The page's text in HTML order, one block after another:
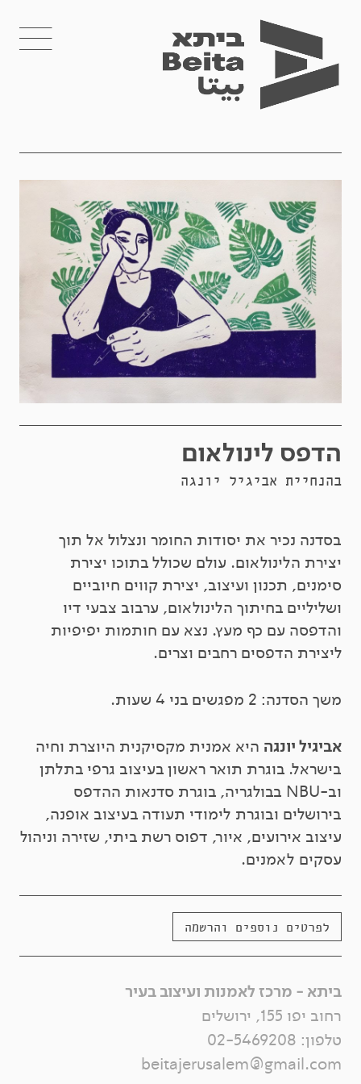
הדפס לינולאום
בהנחיית אביגיל יונגה
בסדנה נכיר את יסודות החומר ונצלול אל תוך
יצירת הלינולאום. עולם שכולל בתוכו יצירת
סימנים, תכנון ועיצוב, יצירת קווים חיוביים
ושליליים בחיתוך הלינולאום, ערבוב צבעי דיו
והדפסה עם כף מעץ. נצא עם חותמות יפיפיות
ליצירת הדפסים רחבים וצרים.
משך הסדנה: 2 מפגשים בני 4 שעות.
אביגיל יונגה היא אמנית מקסיקנית היוצרת וחיה
בישראל. בוגרת תואר ראשון בעיצוב גרפי בתלתן
וב-NBU בבולגריה, בוגרת סדנאות ההדפס
בירושלים ובוגרת לימודי תעודה בעיצוב אופנה,
עיצוב אירועים, איור, דפוס רשת ביתי, שזירה וניהול
עסקים לאמנים.
לפרטים נוספים והרשמה
ביתא - מרכז לאמנות ועיצוב בעיר
רחוב יפו 155, ירושלים
טלפון: 02-5469208
beitajerusalem@gmail.com